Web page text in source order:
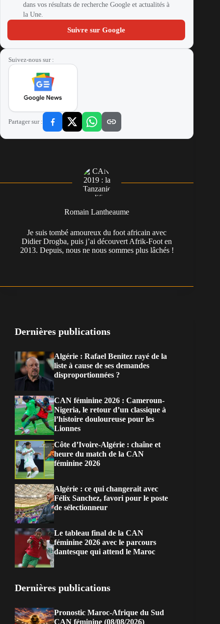
dans vos résultats de recherche Google et actualités à
la Une.
Suivre sur Google
Suivez-nous sur :
Partager sur :
Romain Lantheaume
Je suis tombé amoureux du foot africain avec
Didier Drogba, puis j’ai découvert Afrik-Foot en
2013. Depuis, nous ne nous sommes plus lâchés !
Dernières publications
Algérie : Rafael Benitez rayé de la
liste à cause de ses demandes
disproportionnées ?
CAN féminine 2026 : Cameroun-
Nigeria, le retour d’un classique à
l’histoire douloureuse pour les
Lionnes
Côte d’Ivoire-Algérie : chaîne et
heure du match de la CAN
féminine 2026
Algérie : ce qui changerait avec
Félix Sanchez, favori pour le poste
de sélectionneur
Le tableau final de la CAN
féminine 2026 avec le parcours
dantesque qui attend le Maroc
Dernières publications
Pronostic Maroc-Afrique du Sud
CAN féminine (08/08/2026)